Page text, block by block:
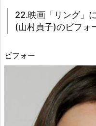
22.映画「リング」
(山村貞子)のビフォ
ビフォー